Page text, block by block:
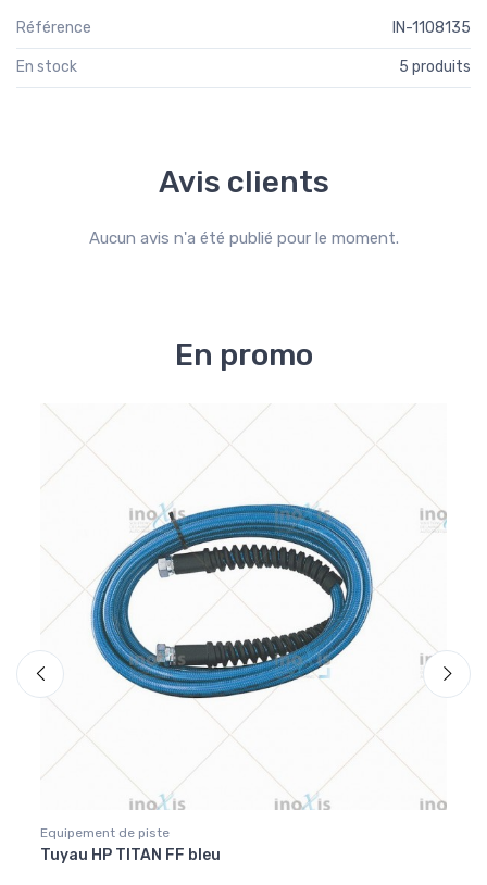
Référence IN-1108135
En stock 5 produits
Avis clients
Aucun avis n'a été publié pour le moment.
En promo
Equipement de piste
Tuyau HP TITAN FF bleu